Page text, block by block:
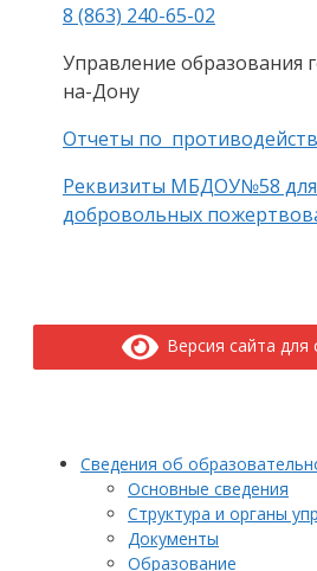
8 (863) 240-65-02
Управление образования
на-Дону
Отчеты по
Реквизиты МБДОУ№58 для
добровольных
Версия сайта
Сведения об
Основные сведения
Структура и органы
Документы
Образование